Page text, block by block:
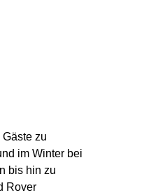
zu
im Winter bei
bis hin zu
Rover